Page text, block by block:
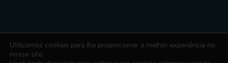
CONSELHO REGIONAL DE EDUCACAO FISICA DA 14 REGIAO -
Utilizamos cookies para lhe proporcionar a melhor experiência no
nosso site.